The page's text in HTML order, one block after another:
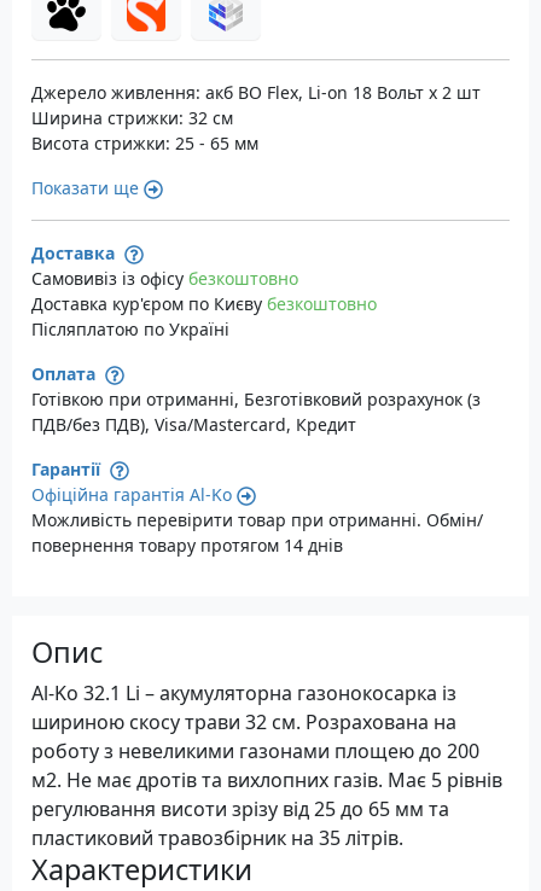
Джерело живлення: акб BO Flex, Li-on 18 Вольт x 2 шт
Ширина стрижки: 32 см
Висота стрижки: 25 - 65 мм
Показати ще
Доставка
Самовивіз із офісу безкоштовно
Доставка кур'єром по Києву безкоштовно
Післяплатою по Україні
Оплата
Готівкою при отриманні, Безготівковий розрахунок (з
ПДВ/без ПДВ), Visa/Mastercard, Кредит
Гарантії
Офіційна гарантія Al-Ko
Можливість перевірити товар при отриманні. Обмін/
повернення товару протягом 14 днів
Опис
Al-Ko 32.1 Li – акумуляторна газонокосарка із
шириною скосу трави 32 см. Розрахована на
роботу з невеликими газонами площею до 200
м2. Не має дротів та вихлопних газів. Має 5 рівнів
регулювання висоти зрізу від 25 до 65 мм та
пластиковий травозбірник на 35 літрів.
Характеристики